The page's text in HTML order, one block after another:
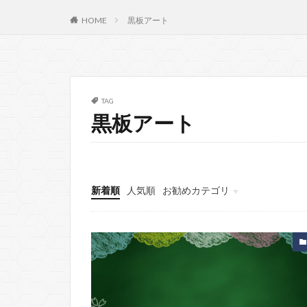
HOME 黒板アート
TAG
黒板アート
新着順 人気順
お勧めカテゴリ
背景
エフェクト
カッコいい